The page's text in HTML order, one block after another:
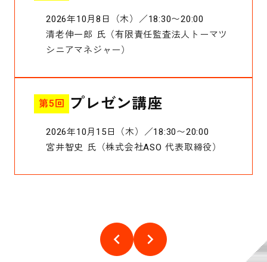
2026年10月8日（木）／18:30〜20:00
清老伸一郎 氏（有限責任監査法人トーマツ
シニアマネジャー）
第5回 プレゼン講座
2026年10月15日（木）／18:30〜20:00
宮井智史 氏（株式会社ASO 代表取締役）
keyboard_arrow_left keyboard_arrow_right